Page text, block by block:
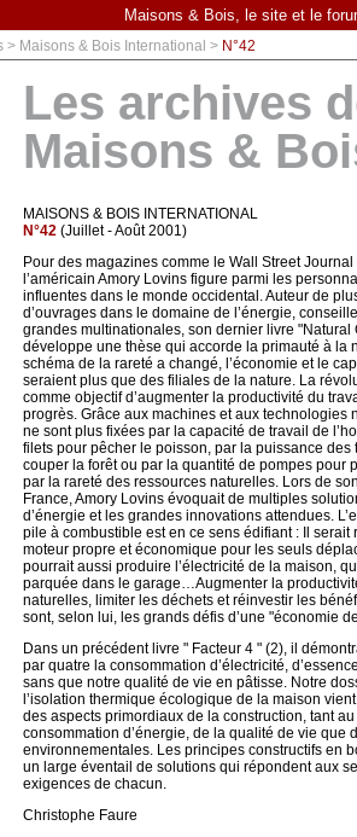
Maisons & Bois, le site et le
> Maisons & Bois International > N°42
Les archives
Maisons &
MAISONS & BOIS INTERNATIONAL
N°42 (Juillet - Août 2001)
Pour des magazines comme le Wall Street
l’américain Amory Lovins figure parmi les
influentes dans le monde occidental. Auteur de
d’ouvrages dans le domaine de l’énergie,
grandes multinationales, son dernier livre "Natural
développe une thèse qui accorde la primauté à la
schéma de la rareté a changé, l’économie et le
seraient plus que des filiales de la nature. La
comme objectif d’augmenter la productivité du
progrès. Grâce aux machines et aux technologies
ne sont plus fixées par la capacité de travail de
filets pour pêcher le poisson, par la puissance des
couper la forêt ou par la quantité de pompes pour
par la rareté des ressources naturelles. Lors de
France, Amory Lovins évoquait de multiples
d’énergie et les grandes innovations attendues.
pile à combustible est en ce sens édifiant : Il serait
moteur propre et économique pour les seuls
pourrait aussi produire l’électricité de la maison,
parquée dans le garage…Augmenter la
naturelles, limiter les déchets et réinvestir les
sont, selon lui, les grands défis d’une "économie
Dans un précédent livre " Facteur 4 " (2), il
par quatre la consommation d’électricité,
sans que notre qualité de vie en pâtisse. Notre
l’isolation thermique écologique de la maison
des aspects primordiaux de la construction, tant
consommation d’énergie, de la qualité de vie que
environnementales. Les principes constructifs en
un large éventail de solutions qui répondent aux
exigences de chacun.
Christophe Faure